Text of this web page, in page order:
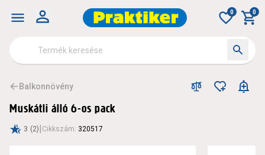
0 0
Balkonnövény
Muskátli álló 6-os pack
3 (2)| Cikkszám: 320517